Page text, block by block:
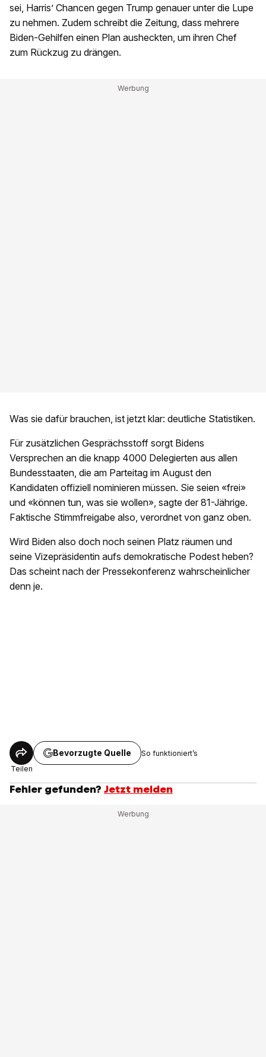
sei, Harris’ Chancen gegen Trump genauer unter die Lupe
zu nehmen. Zudem schreibt die Zeitung, dass mehrere
Biden-Gehilfen einen Plan ausheckten, um ihren Chef
zum Rückzug zu drängen.
Was sie dafür brauchen, ist jetzt klar: deutliche Statistiken.
Für zusätzlichen Gesprächsstoff sorgt Bidens
Versprechen an die knapp 4000 Delegierten aus allen
Bundesstaaten, die am Parteitag im August den
Kandidaten offiziell nominieren müssen. Sie seien «frei»
und «können tun, was sie wollen», sagte der 81-Jährige.
Faktische Stimmfreigabe also, verordnet von ganz oben.
Wird Biden also doch noch seinen Platz räumen und
seine Vizepräsidentin aufs demokratische Podest heben?
Das scheint nach der Pressekonferenz wahrscheinlicher
denn je.
Teilen
Bevorzugte Quelle So funktioniert’s
Fehler gefunden? Jetzt melden